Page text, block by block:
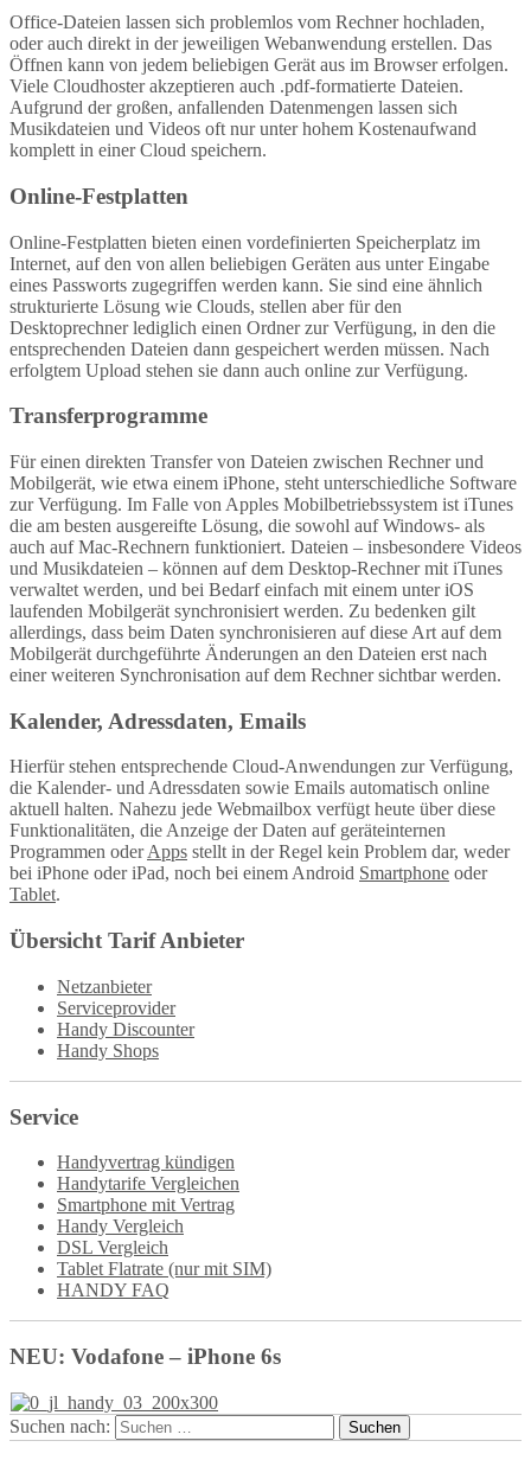
Office-Dateien lassen sich problemlos vom Rechner hochladen,
oder auch direkt in der jeweiligen Webanwendung erstellen. Das
Öffnen kann von jedem beliebigen Gerät aus im Browser erfolgen.
Viele Cloudhoster akzeptieren auch .pdf-formatierte Dateien.
Aufgrund der großen, anfallenden Datenmengen lassen sich
Musikdateien und Videos oft nur unter hohem Kostenaufwand
komplett in einer Cloud speichern.
Online-Festplatten
Online-Festplatten bieten einen vordefinierten Speicherplatz im
Internet, auf den von allen beliebigen Geräten aus unter Eingabe
eines Passworts zugegriffen werden kann. Sie sind eine ähnlich
strukturierte Lösung wie Clouds, stellen aber für den
Desktoprechner lediglich einen Ordner zur Verfügung, in den die
entsprechenden Dateien dann gespeichert werden müssen. Nach
erfolgtem Upload stehen sie dann auch online zur Verfügung.
Transferprogramme
Für einen direkten Transfer von Dateien zwischen Rechner und
Mobilgerät, wie etwa einem iPhone, steht unterschiedliche Software
zur Verfügung. Im Falle von Apples Mobilbetriebssystem ist iTunes
die am besten ausgereifte Lösung, die sowohl auf Windows- als
auch auf Mac-Rechnern funktioniert. Dateien – insbesondere Videos
und Musikdateien – können auf dem Desktop-Rechner mit iTunes
verwaltet werden, und bei Bedarf einfach mit einem unter iOS
laufenden Mobilgerät synchronisiert werden. Zu bedenken gilt
allerdings, dass beim Daten synchronisieren auf diese Art auf dem
Mobilgerät durchgeführte Änderungen an den Dateien erst nach
einer weiteren Synchronisation auf dem Rechner sichtbar werden.
Kalender, Adressdaten, Emails
Hierfür stehen entsprechende Cloud-Anwendungen zur Verfügung,
die Kalender- und Adressdaten sowie Emails automatisch online
aktuell halten. Nahezu jede Webmailbox verfügt heute über diese
Funktionalitäten, die Anzeige der Daten auf geräteinternen
Programmen oderApps stellt in der Regel kein Problem dar, weder
bei iPhone oder iPad, noch bei einem Android Smartphone oder
Tablet.
Übersicht Tarif Anbieter
Netzanbieter
Serviceprovider
Handy Discounter
Handy Shops
Service
Handyvertrag kündigen
Handytarife Vergleichen
Smartphone mit Vertrag
Handy Vergleich
DSL Vergleich
Tablet Flatrate (nur mit SIM)
HANDY FAQ
NEU: Vodafone – iPhone 6s
Suchen nach: